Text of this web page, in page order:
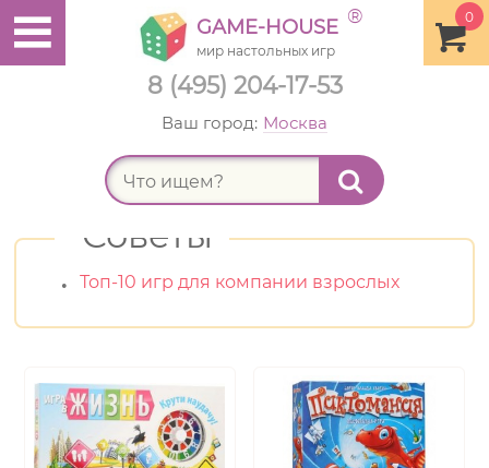
8 (495) 204-17-53
0
GAME-HOUSE ®
мир настольных игр
Ваш город: Москва
Советы
Топ-10 игр для компании взрослых